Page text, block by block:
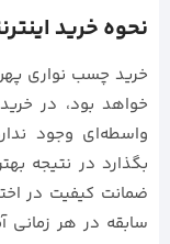
نحوه خرید
خرید چسب نواری
خواهد بود، در
واسطه‌‌ای وجود
بگذارد در نتیجه
ضمانت کیفیت در
سابقه در هر